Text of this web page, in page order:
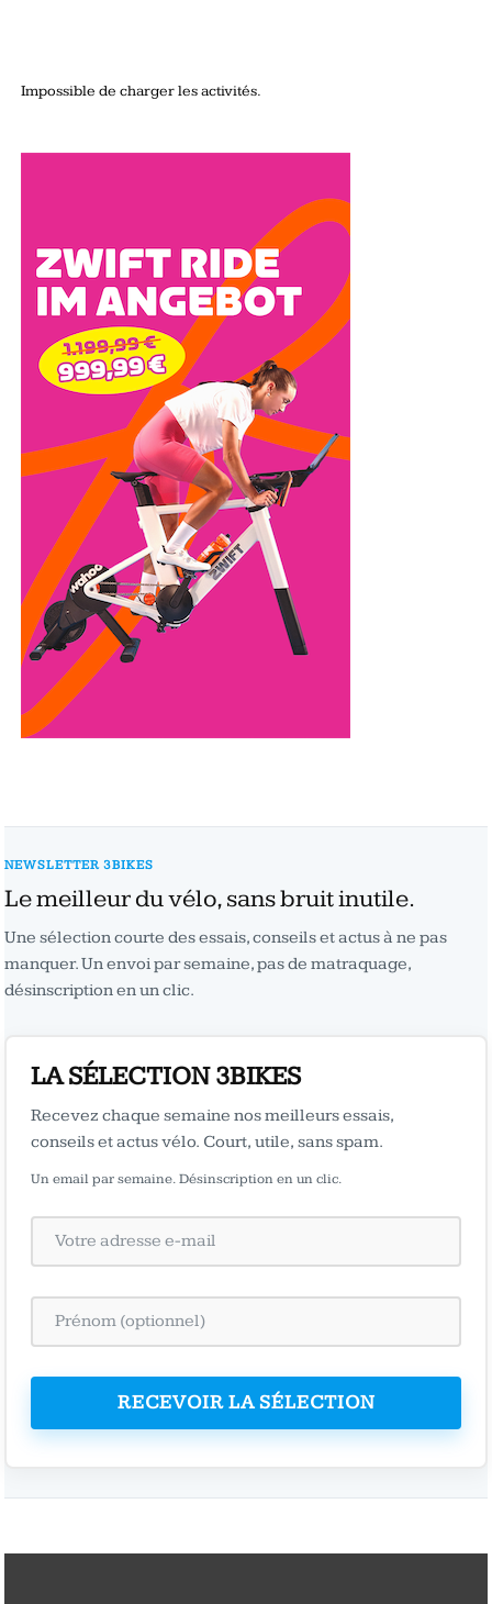
Impossible de charger les activités.
NEWSLETTER 3BIKES
Le meilleur du vélo, sans bruit inutile.
Une sélection courte des essais, conseils et actus à ne pas
manquer. Un envoi par semaine, pas de matraquage,
désinscription en un clic.
LA SÉLECTION 3BIKES
Recevez chaque semaine nos meilleurs essais,
conseils et actus vélo. Court, utile, sans spam.
Un email par semaine. Désinscription en un clic.
RECEVOIR LA SÉLECTION